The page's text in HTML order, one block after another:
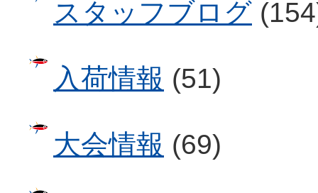
スタッフブログ
入荷情報 (51)
大会情報 (69)